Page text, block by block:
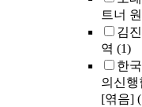
트너
김
역 (1)
한
의신행
[엮음]